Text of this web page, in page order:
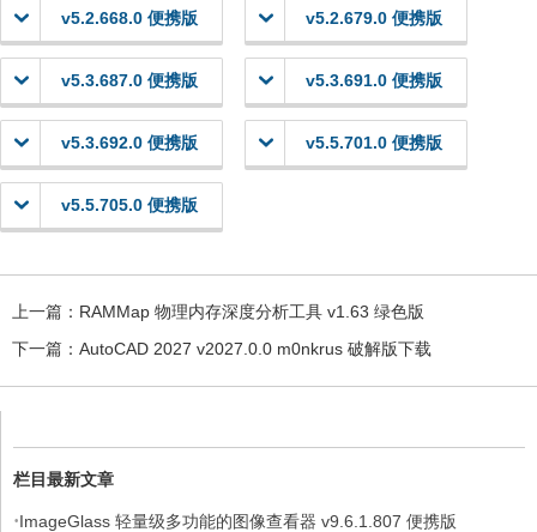
v5.2.668.0 便携版 v5.2.679.0 便携版
v5.3.687.0 便携版 v5.3.691.0 便携版
v5.3.692.0 便携版 v5.5.701.0 便携版
v5.5.705.0 便携版
上一篇： RAMMap 物理内存深度分析工具 v1.63 绿色版
下一篇： AutoCAD 2027 v2027.0.0 m0nkrus 破解版下载
栏目最新文章
·ImageGlass 轻量级多功能的图像查看器 v9.6.1.807 便携版